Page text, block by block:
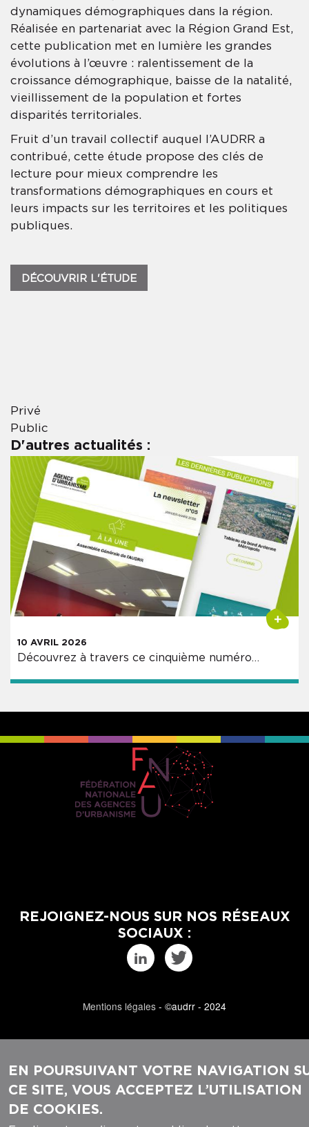
dynamiques démographiques dans la région.
Réalisée en partenariat avec la Région Grand Est,
cette publication met en lumière les grandes
évolutions à l’œuvre : ralentissement de la
croissance démographique, baisse de la natalité,
vieillissement de la population et fortes
disparités territoriales.
Fruit d’un travail collectif auquel l’AUDRR a
contribué, cette étude propose des clés de
lecture pour mieux comprendre les
transformations démographiques en cours et
leurs impacts sur les territoires et les politiques
publiques.
DÉCOUVRIR L'ÉTUDE
Privé
Public
D'autres actualités :
Précédent
+
10 AVRIL 2026
Découvrez à travers ce cinquième numéro…
REJOIGNEZ-NOUS SUR NOS RÉSEAUX
SOCIAUX :
Mentions légales - ©audrr - 2024
EN POURSUIVANT VOTRE NAVIGATION
CE SITE, VOUS ACCEPTEZ L’UTILISATION
DE COOKIES.